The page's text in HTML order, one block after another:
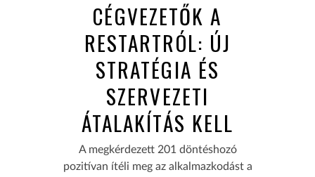
CÉGVEZETŐK A
RESTARTRÓL: ÚJ
STRATÉGIA ÉS
SZERVEZETI
ÁTALAKÍTÁS KELL
A megkérdezett 201 döntéshozó
pozitívan ítéli meg az alkalmazkodást a